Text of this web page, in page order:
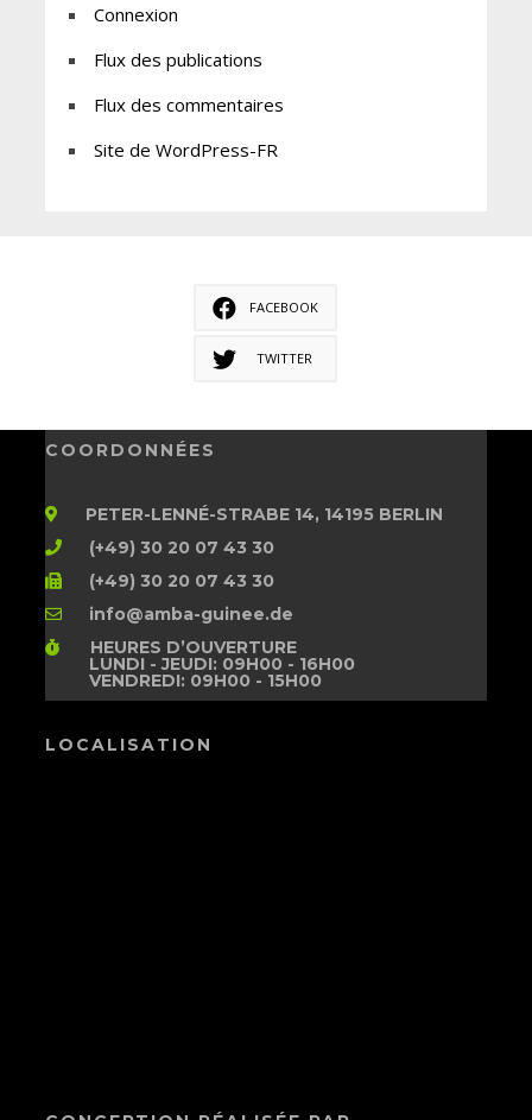
Connexion
Flux des publications
Flux des commentaires
Site de WordPress-FR
FACEBOOK
TWITTER
COORDONNÉES
PETER-LENNÉ-STRABE 14, 14195 BERLIN
(+49) 30 20 07 43 30
(+49) 30 20 07 43 30
info@amba-guinee.de
HEURES D’OUVERTURE
LUNDI - JEUDI: 09H00 - 16H00
VENDREDI: 09H00 - 15H00
LOCALISATION